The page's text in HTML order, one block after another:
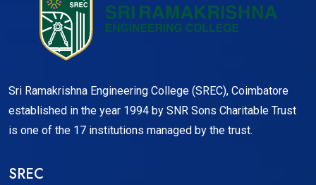
Sri Ramakrishna Engineering College (SREC), Coimbatore
established in the year 1994 by SNR Sons Charitable Trust
is one of the 17 institutions managed by the trust.
SREC